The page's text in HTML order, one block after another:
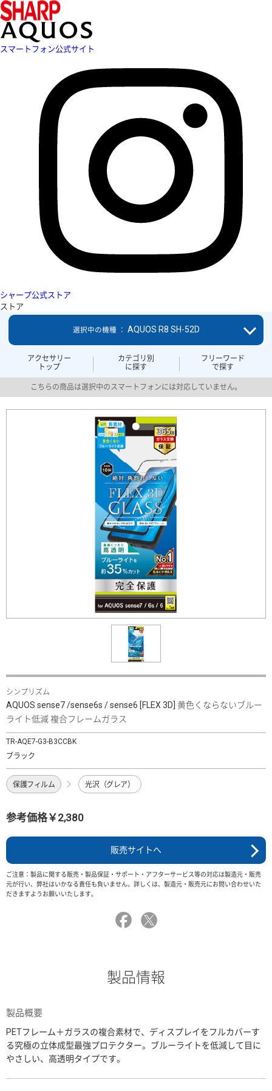
スマートフォン公式サイト
シャープ公式ストア
ストア
アクセサリー
トップ
カテゴリ別
に探す
フリーワード
で探す
選択中の機種 ： AQUOS R8 SH-52D
こちらの商品は選択中のスマートフォンには対応していません。
シンプリズム
AQUOS sense7 /sense6s / sense6 [FLEX 3D] 黄色くならないブルー
ライト低減 複合フレームガラス
TR-AQE7-G3-B3CCBK
ブラック
保護フィルム 光沢（グレア）
参考価格￥2,380
販売サイトへ
ご注意：製品に関する販売・製品保証・サポート・アフターサービス等の対応は製造元・販売
元が行い、弊社はいかなる責任も負いません。詳しくは、製造元・販売元にお問い合わせいた
だきますようお願いいたします。
製品情報
製品概要
PETフレーム＋ガラスの複合素材で、ディスプレイをフルカバーす
る究極の立体成型最強プロテクター。ブルーライトを低減して目に
やさしい、高透明タイプです。